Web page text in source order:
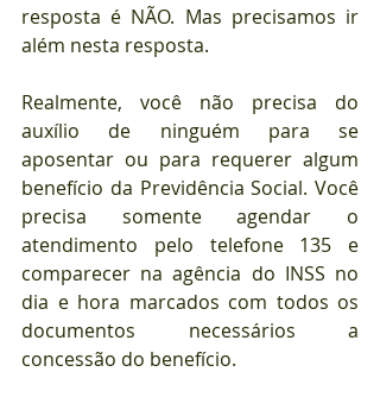
resposta é NÃO. Mas precisamos ir
além nesta resposta.
Realmente, você não precisa do
auxílio de ninguém para se
aposentar ou para requerer algum
benefício da Previdência Social. Você
precisa somente agendar o
atendimento pelo telefone 135 e
comparecer na agência do INSS no
dia e hora marcados com todos os
documentos necessários a
concessão do benefício.